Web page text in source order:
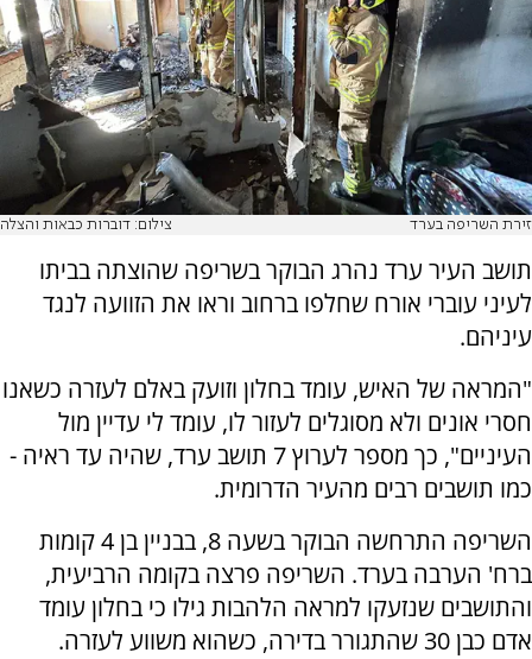
זירת השריפה בערד צילום: דוברות כבאות והצלה
תושב העיר ערד נהרג הבוקר בשריפה שהוצתה בביתו
לעיני עוברי אורח שחלפו ברחוב וראו את הזוועה לנגד
עיניהם.
"המראה של האיש, עומד בחלון וזועק באלם לעזרה כשאנו
חסרי אונים ולא מסוגלים לעזור לו, עומד לי עדיין מול
העיניים", כך מספר לערוץ 7 תושב ערד, שהיה עד ראיה -
כמו תושבים רבים מהעיר הדרומית.
השריפה התרחשה הבוקר בשעה 8, בבניין בן 4 קומות
ברח' הערבה בערד. השריפה פרצה בקומה הרביעית,
והתושבים שנזעקו למראה הלהבות גילו כי בחלון עומד
אדם כבן 30 שהתגורר בדירה, כשהוא משווע לעזרה.